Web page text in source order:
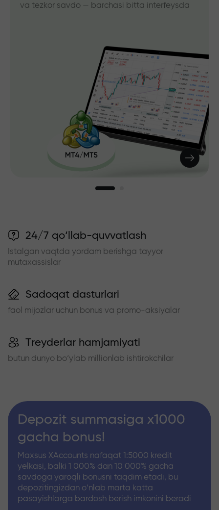
va tezkor savdo — barchasi bitta interfeysda
24/7 qo‘llab-quvvatlash
Istalgan vaqtda yordam berishga tayyor
mutaxassislar
Sadoqat dasturlari
faol mijozlar uchun bonus va promo-aksiyalar
Treyderlar hamjamiyati
butun dunyo bo‘ylab millionlab ishtirokchilar
Depozit summasiga x1000
gacha bonus!
Maxsus XAccounts nafaqat 1:5000 kredit
yelkasi, balki 1 000% dan 10 000% gacha
savdoga yaroqli bonusni taqdim etadi, bu
depozitingizdan o‘nlab marta katta
pasayishlarga bardosh berish imkonini beradi